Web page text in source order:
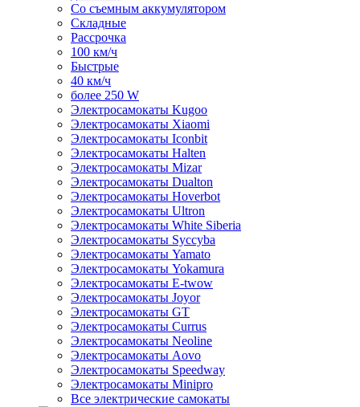
Со съемным аккумулятором
Складные
Рассрочка
100 км/ч
Быстрые
40 км/ч
более 250 W
Электросамокаты Kugoo
Электросамокаты Xiaomi
Электросамокаты Iconbit
Электросамокаты Halten
Электросамокаты Mizar
Электросамокаты Dualton
Электросамокаты Hoverbot
Электросамокаты Ultron
Электросамокаты White Siberia
Электросамокаты Syccyba
Электросамокаты Yamato
Электросамокаты Yokamura
Электросамокаты E-twow
Электросамокаты Joyor
Электросамокаты GT
Электросамокаты Currus
Электросамокаты Neoline
Электросамокаты Aovo
Электросамокаты Speedway
Электросамокаты Minipro
Все электрические самокаты